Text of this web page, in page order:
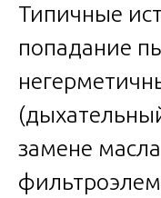
Типичные
попадание
замене